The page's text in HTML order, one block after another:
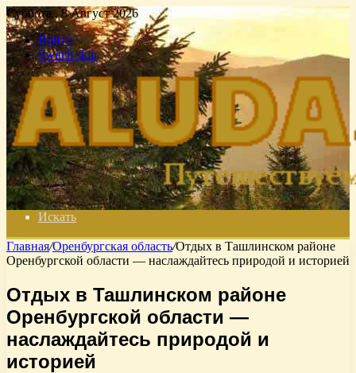
Суббота , 8 Август 2026
Войти
Switch skin
Искать
Главная/Оренбургская область/Отдых в Ташлинском районе
Оренбургской области — наслаждайтесь природой и историей
Отдых в Ташлинском районе
Оренбургской области —
наслаждайтесь природой и
историей